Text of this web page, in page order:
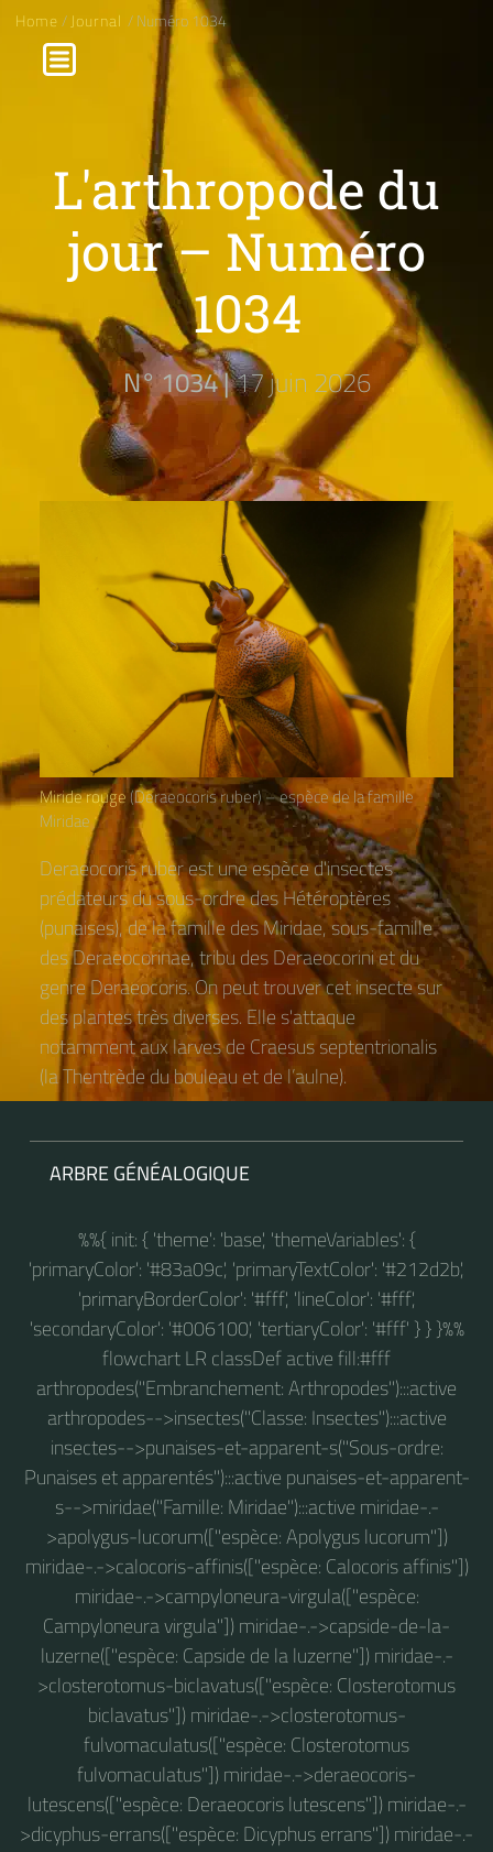
Home/Journal / Numéro 1034
L'arthropode du
jour – Numéro
1034
N° 1034 |17 juin 2026
Miride rouge(Deraeocoris ruber) – espèce de la famille
Miridae
Deraeocoris ruber est une espèce d'insectes
prédateurs du sous-ordre des Hétéroptères
(punaises), de la famille des Miridae, sous-famille
des Deraeocorinae, tribu des Deraeocorini et du
genre Deraeocoris. On peut trouver cet insecte sur
des plantes très diverses. Elle s'attaque
notamment aux larves de Craesus septentrionalis
(la Thentrède du bouleau et de l’aulne).
ARBRE GÉNÉALOGIQUE
%%{ init: { 'theme': 'base', 'themeVariables': {
'primaryColor': '#83a09c', 'primaryTextColor': '#212d2b',
'primaryBorderColor': '#fff', 'lineColor': '#fff',
'secondaryColor': '#006100', 'tertiaryColor': '#fff' } } }%%
flowchart LR classDef active fill:#fff
arthropodes("Embranchement: Arthropodes"):::active
arthropodes-->insectes("Classe: Insectes"):::active
insectes-->punaises-et-apparent-s("Sous-ordre:
Punaises et apparentés"):::active punaises-et-apparent-
s-->miridae("Famille: Miridae"):::active miridae-.-
>apolygus-lucorum(["espèce: Apolygus lucorum"])
miridae-.->calocoris-affinis(["espèce: Calocoris affinis"])
miridae-.->campyloneura-virgula(["espèce:
Campyloneura virgula"]) miridae-.->capside-de-la-
luzerne(["espèce: Capside de la luzerne"]) miridae-.-
>closterotomus-biclavatus(["espèce: Closterotomus
biclavatus"]) miridae-.->closterotomus-
fulvomaculatus(["espèce: Closterotomus
fulvomaculatus"]) miridae-.->deraeocoris-
lutescens(["espèce: Deraeocoris lutescens"]) miridae-.-
>dicyphus-errans(["espèce: Dicyphus errans"]) miridae-.-